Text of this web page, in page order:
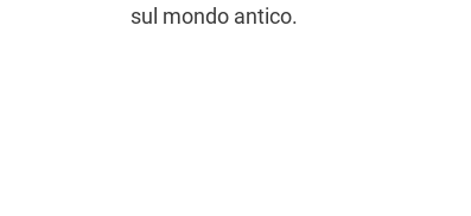
sul mondo antico.